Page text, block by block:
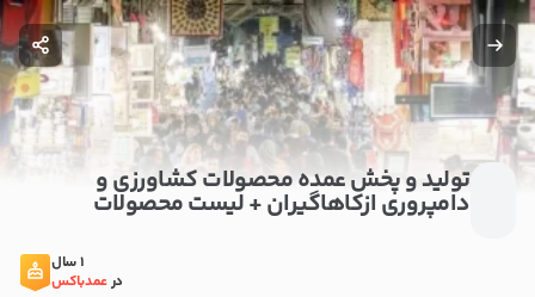
تولید و پخش عمده محصولات کشاورزی و
دامپروری ازکاهاگیران + لیست محصولات
1 سال
درعمدباکس